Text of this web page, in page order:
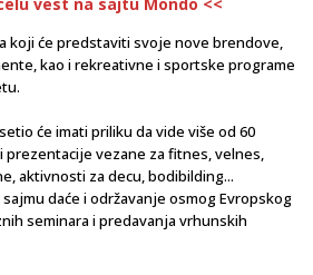
koji će predstaviti svoje nove brendove,
kao i rekreativne i sportske programe
će imati priliku da vide više od 60
prezentacije vezane za fitnes, velnes,
aktivnosti za decu, bodibilding...
daće i održavanje osmog Evropskog
seminara i predavanja vrhunskih